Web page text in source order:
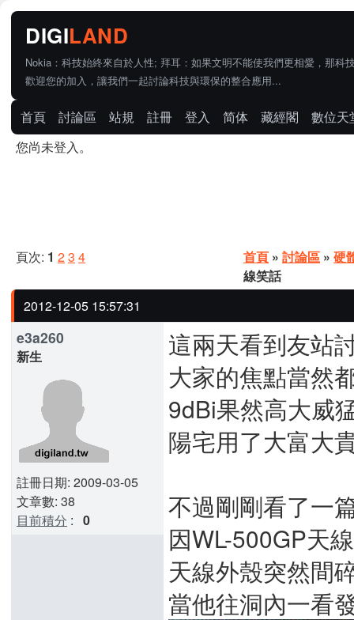
Nokia：科技始終來自於人性; 拜耳：如果文明不能使我們更相愛，那科
歡迎您的加入，讓我們一起討論科技與環保的整合應用...
首頁 討論區 站規 註冊 登入 简体 藏經閣
數位天
您尚未登入。
頁次: 1 23 4 首頁 » 討論區 » 硬
線笑話
2012-12-05 15:57:31
e3a260
新生
註冊日期: 2009-03-05
文章數: 38
目前積分 : 0
這兩天看到友站
大家的焦點當然
9dBi果然高大威
陽宅用了大富大
不過剛剛看了一
因WL-500GP天
天線外殼突然間
當他往洞內一看